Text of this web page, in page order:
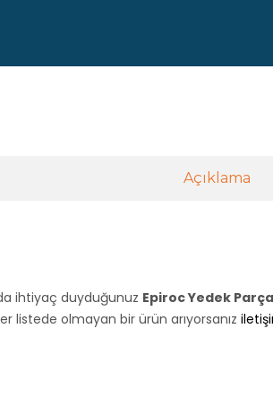
Açıklama
ihtiyaç duyduğunuz Epiroc Yedek Parça
listede olmayan bir ürün arıyorsanız